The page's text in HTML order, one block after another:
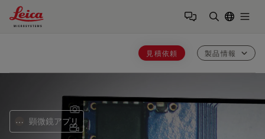
Leica Microsystems Logo
見積依頼 製品情報
⋯ 顕微鏡アプリ